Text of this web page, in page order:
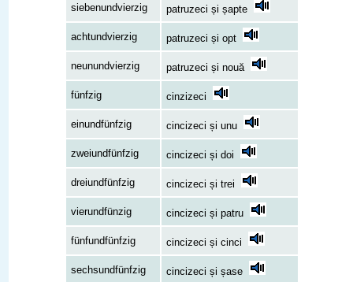
siebenundvierzig patruzeci și șapte
achtundvierzig patruzeci și opt
neunundvierzig patruzeci și nouă
fünfzig cinzizeci
einundfünfzig cincizeci și unu
zweiundfünfzig cincizeci și doi
dreiundfünfzig cincizeci și trei
vierundfünzig cincizeci și patru
fünfundfünfzig cincizeci și cinci
sechsundfünfzig cincizeci și șase